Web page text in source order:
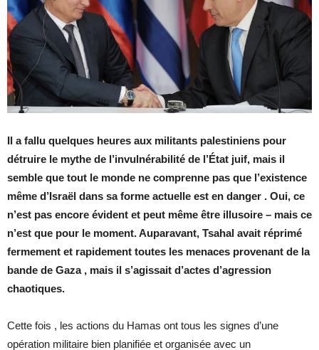
Il a fallu quelques heures aux militants palestiniens pour
détruire le mythe de l’invulnérabilité de l’État juif, mais il
semble que tout le monde ne comprenne pas que l’existence
même d’Israël dans sa forme actuelle est en danger . Oui, ce
n’est pas encore évident et peut même être illusoire – mais ce
n’est que pour le moment. Auparavant, Tsahal avait réprimé
fermement et rapidement toutes les menaces provenant de la
bande de Gaza , mais il s’agissait d’actes d’agression
chaotiques.
Cette fois , les actions du Hamas ont tous les signes d’une
opération militaire bien planifiée et organisée avec un